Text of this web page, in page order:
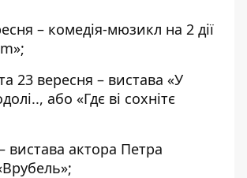
– комедія-мюзикл на 2 дії
23 вересня – вистава «У
або «Гдє ві сохнітє
вистава актора Петра